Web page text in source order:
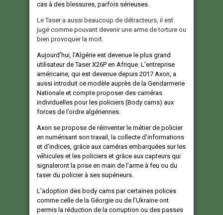
cas à des blessures, parfois sérieuses.
Le Taser a aussi beaucoup de détracteurs, il est
jugé comme pouvant devenir une arme de torture ou
bien provoquer la mort.
Aujourd’hui, l’Algérie est devenue le plus grand
utilisateur de Taser X26P en Afrique. L’entreprise
américaine, qui est devenue depuis 2017 Axon, a
aussi introduit ce modèle auprès de la Gendarmerie
Nationale et compte proposer des caméras
individuelles pour les policiers (Body cams) aux
forces de l’ordre algériennes.
Axon se propose de réinventer le métier de policier
en numérisant son travail, la collecte d’informations
et d’indices, grâce aux caméras embarquées sur les
véhicules et les policiers et grâce aux capteurs qui
signaleront la prise en main de l’arme à feu ou du
taser du policier à ses supérieurs.
L’adoption des body cams par certaines polices
comme celle de la Géorgie ou de l’Ukraine ont
permis la réduction de la corruption ou des passes